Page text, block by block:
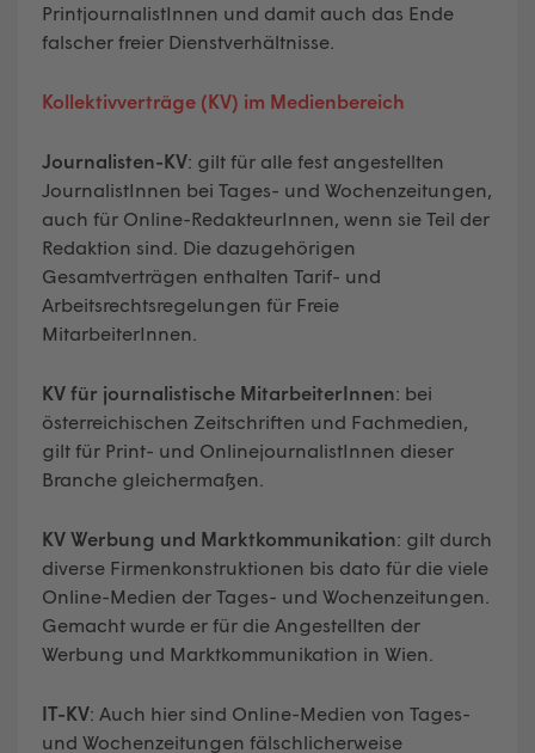
PrintjournalistInnen und damit auch das Ende
falscher freier Dienstverhältnisse.
Kollektivverträge (KV) im Medienbereich
Journalisten-KV: gilt für alle fest angestellten
JournalistInnen bei Tages- und Wochenzeitungen,
auch für Online-RedakteurInnen, wenn sie Teil der
Redaktion sind. Die dazugehörigen
Gesamtverträgen enthalten Tarif- und
Arbeitsrechtsregelungen für Freie
MitarbeiterInnen.
KV für journalistische MitarbeiterInnen: bei
österreichischen Zeitschriften und Fachmedien,
gilt für Print- und OnlinejournalistInnen dieser
Branche gleichermaßen.
KV Werbung und Marktkommunikation: gilt durch
diverse Firmenkonstruktionen bis dato für die viele
Online-Medien der Tages- und Wochenzeitungen.
Gemacht wurde er für die Angestellten der
Werbung und Marktkommunikation in Wien.
IT-KV: Auch hier sind Online-Medien von Tages-
und Wochenzeitungen fälschlicherweise